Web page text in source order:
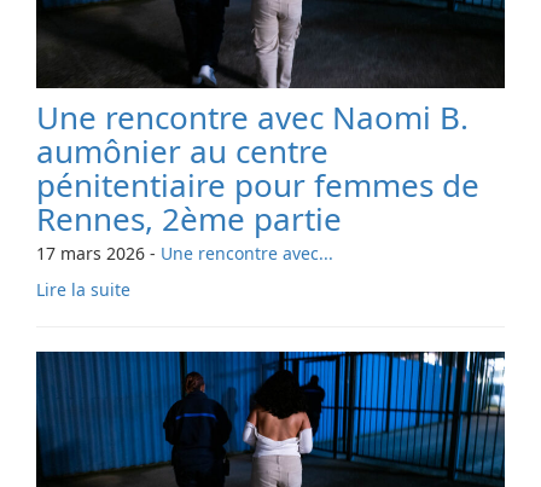
Une rencontre avec Naomi B.
aumônier au centre
pénitentiaire pour femmes de
Rennes, 2ème partie
17 mars 2026 - Une rencontre avec...
Lire la suite